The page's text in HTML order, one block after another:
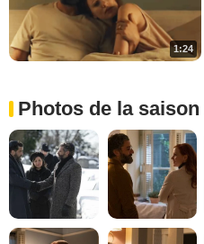
1:24
Photos de la saison